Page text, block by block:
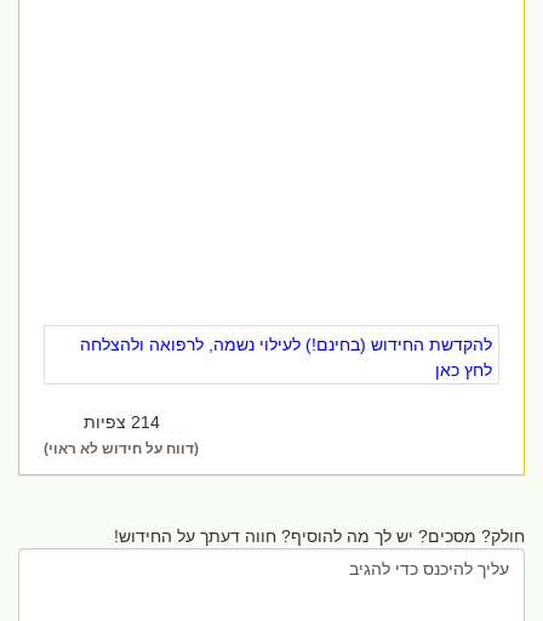
להקדשת החידוש (בחינם!) לעילוי נשמה, לרפואה ולהצלחה
לחץ כאן
214 צפיות
(דווח על חידוש לא ראוי)
חולק? מסכים? יש לך מה להוסיף? חווה דעתך על החידוש!